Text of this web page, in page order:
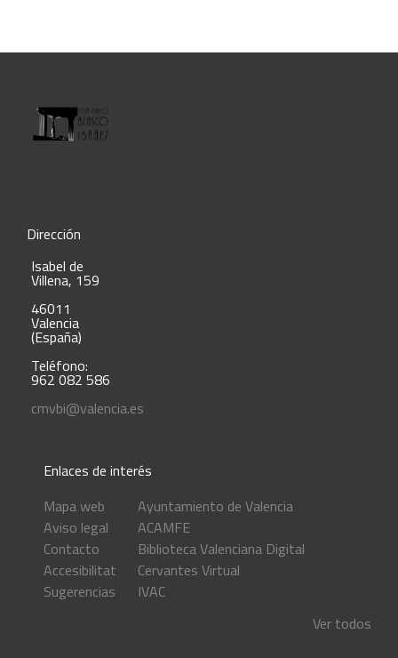
Dirección
Isabel de
Villena, 159
46011
Valencia
(España)
Teléfono:
962 082 586
cmvbi@valencia.es
Enlaces de interés
Mapa web
Aviso legal
Contacto
Accesibilitat
Sugerencias
Ayuntamiento de Valencia
ACAMFE
Biblioteca Valenciana Digital
Cervantes Virtual
IVAC
Ver todos